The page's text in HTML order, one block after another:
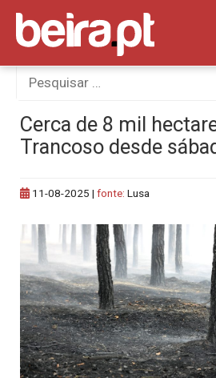
Skip
content
Procurar
por:
Cerca de 8 mil
Trancoso desde
11-08-2025 | fonte: Lusa